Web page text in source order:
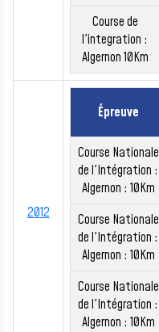
Course de
l'integration :
Algernon 10Km
2012
Épreuve
Course Nationale
de l'Intégration :
Algernon : 10Km
Course Nationale
de l'Intégration :
Algernon : 10Km
Course Nationale
de l'Intégration :
Algernon : 10Km